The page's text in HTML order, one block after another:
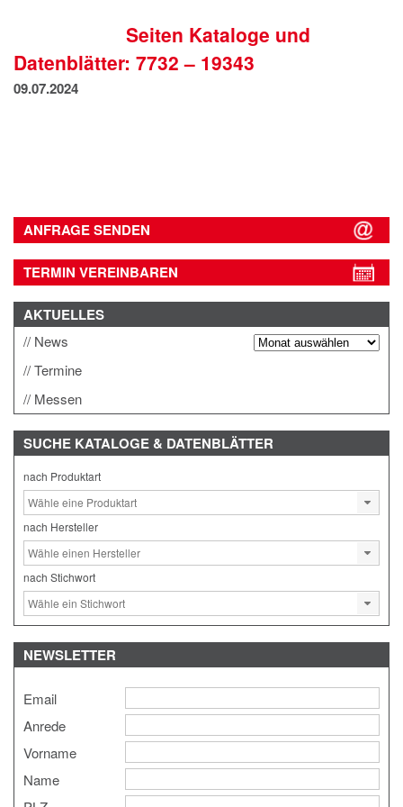
DATENSCHUTZSeiten Kataloge und
Datenblätter: 7732 – 19343
09.07.2024
ANFRAGE SENDEN
TERMIN VEREINBAREN
AKTUELLES
News
Termine
Messen
SUCHE KATALOGE & DATENBLÄTTER
nach Produktart
nach Hersteller
nach Stichwort
NEWSLETTER
Email
Anrede
Vorname
Name